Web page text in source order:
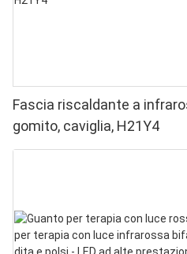
Fascia riscaldante a
gomito, caviglia, H21Y4